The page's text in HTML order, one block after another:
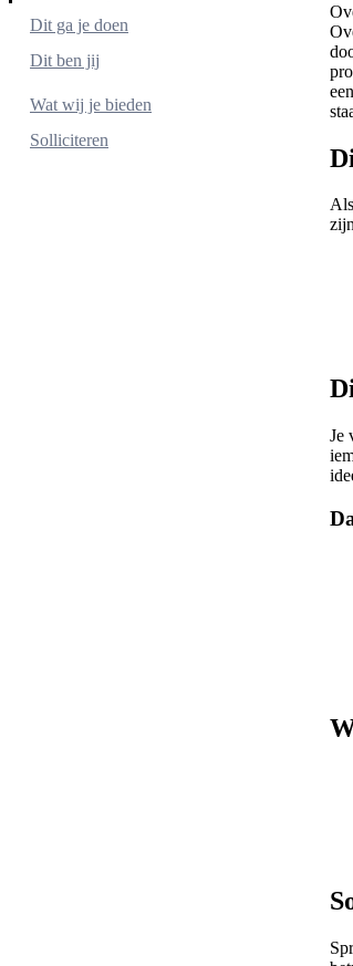
Dit ga je doen
Dit ben jij
Daarnaast:
Wat wij je bieden
Solliciteren
Je